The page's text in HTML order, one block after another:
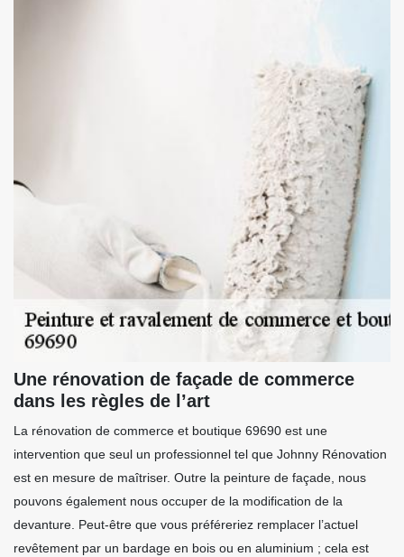
Une rénovation de façade de commerce
dans les règles de l’art
La rénovation de commerce et boutique 69690 est une
intervention que seul un professionnel tel que Johnny Rénovation
est en mesure de maîtriser. Outre la peinture de façade, nous
pouvons également nous occuper de la modification de la
devanture. Peut-être que vous préféreriez remplacer l’actuel
revêtement par un bardage en bois ou en aluminium ; cela est